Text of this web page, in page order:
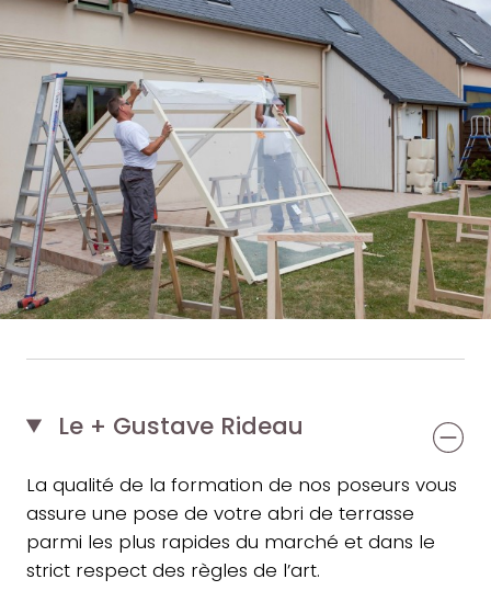
Le + Gustave Rideau
La qualité de la formation de nos poseurs vous
assure une pose de votre abri de terrasse
parmi les plus rapides du marché et dans le
strict respect des règles de l’art.